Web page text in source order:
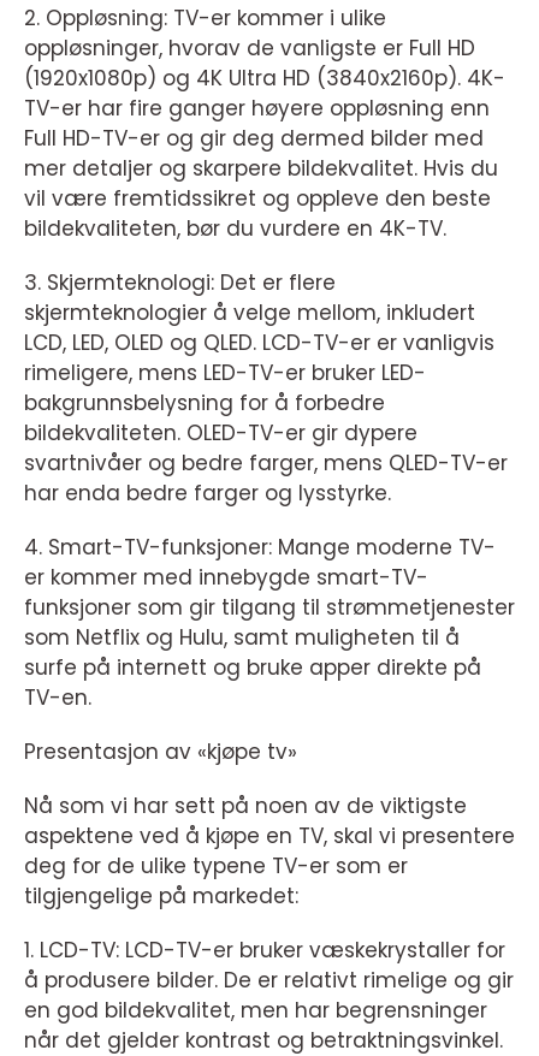
2. Oppløsning: TV-er kommer i ulike
oppløsninger, hvorav de vanligste er Full HD
(1920x1080p) og 4K Ultra HD (3840x2160p). 4K-
TV-er har fire ganger høyere oppløsning enn
Full HD-TV-er og gir deg dermed bilder med
mer detaljer og skarpere bildekvalitet. Hvis du
vil være fremtidssikret og oppleve den beste
bildekvaliteten, bør du vurdere en 4K-TV.
3. Skjermteknologi: Det er flere
skjermteknologier å velge mellom, inkludert
LCD, LED, OLED og QLED. LCD-TV-er er vanligvis
rimeligere, mens LED-TV-er bruker LED-
bakgrunnsbelysning for å forbedre
bildekvaliteten. OLED-TV-er gir dypere
svartnivåer og bedre farger, mens QLED-TV-er
har enda bedre farger og lysstyrke.
4. Smart-TV-funksjoner: Mange moderne TV-
er kommer med innebygde smart-TV-
funksjoner som gir tilgang til strømmetjenester
som Netflix og Hulu, samt muligheten til å
surfe på internett og bruke apper direkte på
TV-en.
Presentasjon av «kjøpe tv»
Nå som vi har sett på noen av de viktigste
aspektene ved å kjøpe en TV, skal vi presentere
deg for de ulike typene TV-er som er
tilgjengelige på markedet:
1. LCD-TV: LCD-TV-er bruker væskekrystaller for
å produsere bilder. De er relativt rimelige og gir
en god bildekvalitet, men har begrensninger
når det gjelder kontrast og betraktningsvinkel.